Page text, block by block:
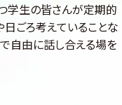
学生の皆さんが定期的
ごろ考えていることな
自由に話し合える場を